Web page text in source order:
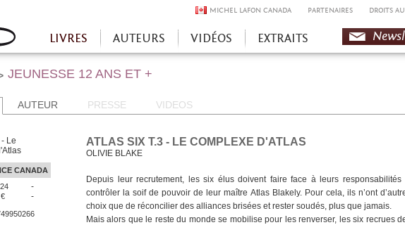
MICHEL LAFON CANADA PARTENAIRES DROITS
LIVRES AUTEURS VIDÉOS EXTRAITS
JEUNESSE 12 ANS ET +
AUTEUR PRESSE VIDEOS
CANADA
-
-
ATLAS SIX T.3 - LE COMPLEXE D'ATLAS
OLIVIE BLAKE
Depuis leur recrutement, les six élus doivent faire face à leurs responsabilités
contrôler la soif de pouvoir de leur maître Atlas Blakely. Pour cela, ils n’ont
choix que de réconcilier des alliances brisées et rester soudés, plus que jamais.
Mais alors que le reste du monde se mobilise pour les renverser, les six recrues